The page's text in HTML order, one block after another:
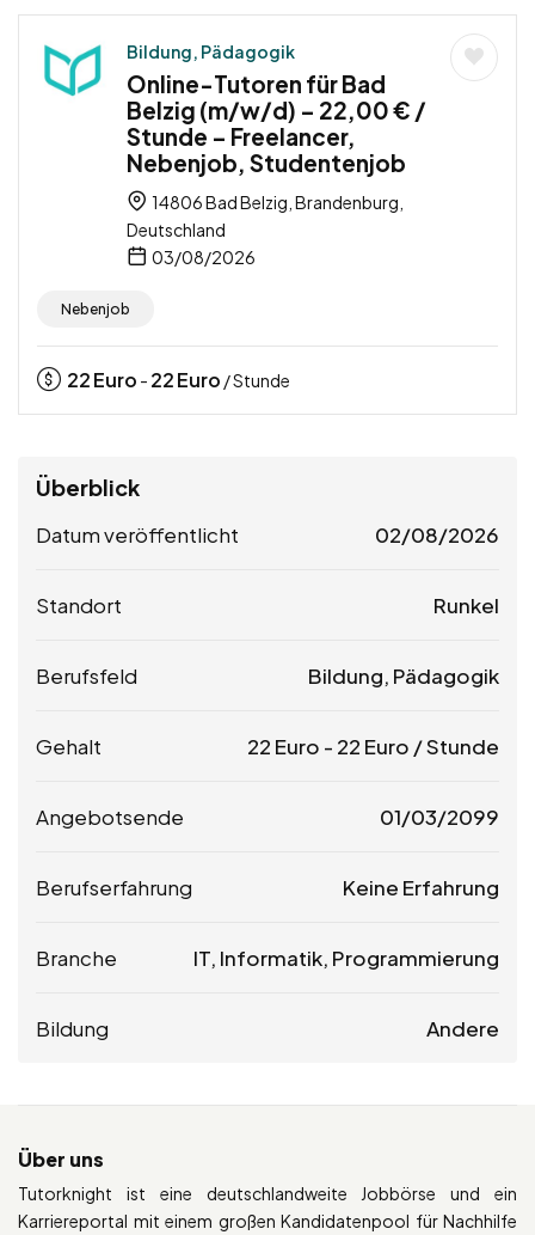
Bildung, Pädagogik
Online-Tutoren für Bad
Belzig (m/w/d) – 22,00 € /
Stunde – Freelancer,
Nebenjob, Studentenjob
14806 Bad Belzig, Brandenburg,
Deutschland
03/08/2026
Nebenjob
22Euro - 22Euro / Stunde
Überblick
Datum veröffentlicht 02/08/2026
Standort Runkel
Berufsfeld Bildung, Pädagogik
Gehalt 22 Euro - 22 Euro / Stunde
Angebotsende 01/03/2099
Berufserfahrung Keine Erfahrung
Branche IT, Informatik, Programmierung
Bildung Andere
Über uns
Tutorknight ist eine deutschlandweite Jobbörse und ein
Karriereportal mit einem großen Kandidatenpool für Nachhilfe